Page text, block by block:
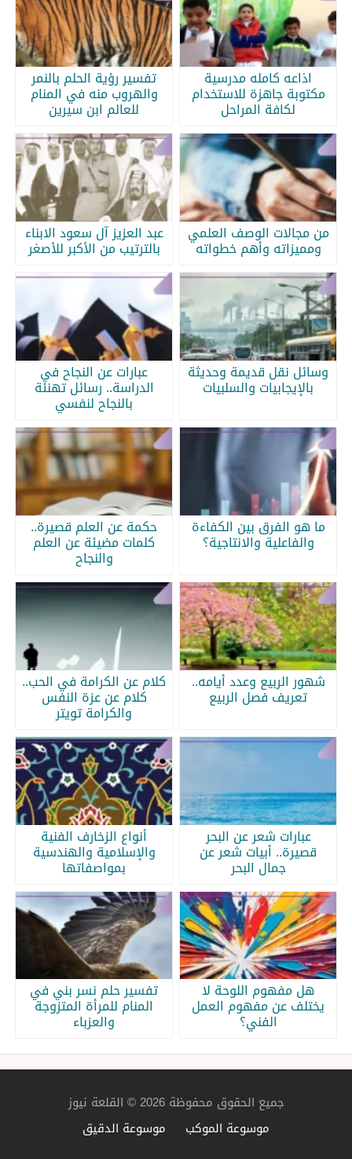
اذاعه كامله مدرسية
مكتوبة جاهزة للاستخدام
لكافة المراحل
تفسير رؤية الحلم بالنمر
والهروب منه في المنام
للعالم ابن سيرين
من مجالات الوصف العلمي
ومميزاته وأهم خطواته
عبد العزيز آل سعود الابناء
بالترتيب من الأكبر للأصغر
وسائل نقل قديمة وحديثة
بالإيجابيات والسلبيات
عبارات عن النجاح في
الدراسة.. رسائل تهنئة
بالنجاح لنفسي
ما هو الفرق بين الكفاءة
والفاعلية والانتاجية؟
حكمة عن العلم قصيرة..
كلمات مضيئة عن العلم
والنجاح
شهور الربيع وعدد أيامه..
تعريف فصل الربيع
كلام عن الكرامة في الحب..
كلام عن عزة النفس
والكرامة تويتر
عبارات شعر عن البحر
قصيرة.. أبيات شعر عن
جمال البحر
أنواع الزخارف الفنية
والإسلامية والهندسية
بمواصفاتها
هل مفهوم اللوحة لا
يختلف عن مفهوم العمل
الفني؟
تفسير حلم نسر بني في
المنام للمرأة المتزوجة
والعزباء
جميع الحقوق محفوظة 2026 © القلعة نيوز
موسوعة الموكب
موسوعة الدقيق